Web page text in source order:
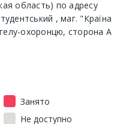
область) по адресу
, маг. "Країна
охоронцю, сторона A
Занято
Не доступно